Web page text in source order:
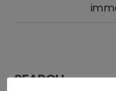
SEARCH